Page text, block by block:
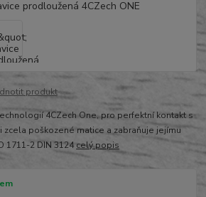
produkt
4CZech One, pro perfektní kontakt s
zcela poškozené matice a zabraňuje jejímu
1711-2 DIN 3124 celý popis